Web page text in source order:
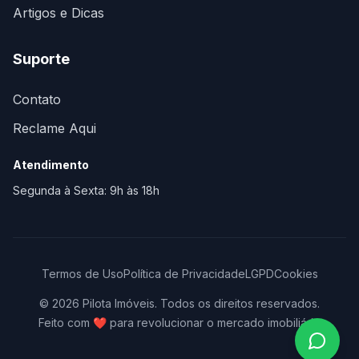
Artigos e Dicas
Suporte
Contato
Reclame Aqui
Atendimento
Segunda à Sexta: 9h às 18h
Termos de UsoPolítica de PrivacidadeLGPDCookies
© 2026 Pilota Imóveis. Todos os direitos reservados.
Feito com ❤️ para revolucionar o mercado imobiliário